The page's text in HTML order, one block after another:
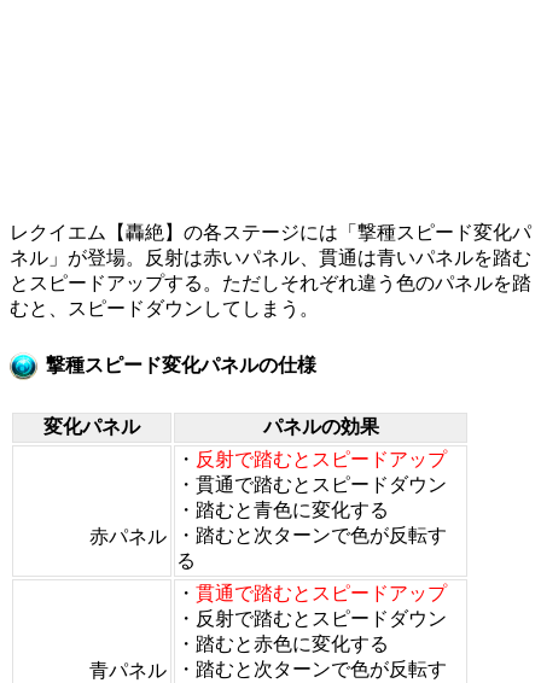
レクイエム【轟絶】の各ステージには「撃種スピード変化パ
ネル」が登場。反射は赤いパネル、貫通は青いパネルを踏む
とスピードアップする。ただしそれぞれ違う色のパネルを踏
むと、スピードダウンしてしまう。
撃種スピード変化パネルの仕様
変化パネル パネルの効果
赤パネル
・ 反射で踏むとスピードアップ
・貫通で踏むとスピードダウン
・踏むと青色に変化する
・踏むと次ターンで色が反転す
る
青パネル
・ 貫通で踏むとスピードアップ
・反射で踏むとスピードダウン
・踏むと赤色に変化する
・踏むと次ターンで色が反転す